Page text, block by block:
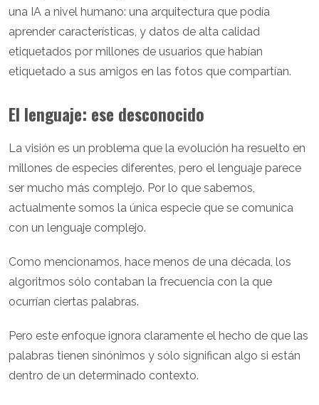
una IA a nivel humano: una arquitectura que podía
aprender características, y datos de alta calidad
etiquetados por millones de usuarios que habían
etiquetado a sus amigos en las fotos que compartían.
El lenguaje: ese desconocido
La visión es un problema que la evolución ha resuelto en
millones de especies diferentes, pero el lenguaje parece
ser mucho más complejo. Por lo que sabemos,
actualmente somos la única especie que se comunica
con un lenguaje complejo.
Como mencionamos, hace menos de una década, los
algoritmos sólo contaban la frecuencia con la que
ocurrían ciertas palabras.
Pero este enfoque ignora claramente el hecho de que las
palabras tienen sinónimos y sólo significan algo si están
dentro de un determinado contexto.